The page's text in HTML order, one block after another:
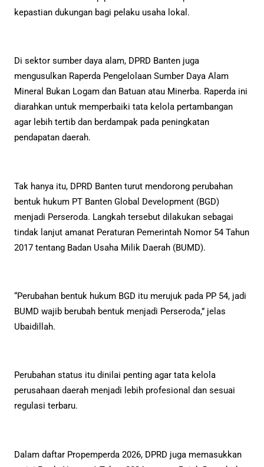
kepastian dukungan bagi pelaku usaha lokal.
Di sektor sumber daya alam, DPRD Banten juga
mengusulkan Raperda Pengelolaan Sumber Daya Alam
Mineral Bukan Logam dan Batuan atau Minerba. Raperda ini
diarahkan untuk memperbaiki tata kelola pertambangan
agar lebih tertib dan berdampak pada peningkatan
pendapatan daerah.
Tak hanya itu, DPRD Banten turut mendorong perubahan
bentuk hukum PT Banten Global Development (BGD)
menjadi Perseroda. Langkah tersebut dilakukan sebagai
tindak lanjut amanat Peraturan Pemerintah Nomor 54 Tahun
2017 tentang Badan Usaha Milik Daerah (BUMD).
“Perubahan bentuk hukum BGD itu merujuk pada PP 54, jadi
BUMD wajib berubah bentuk menjadi Perseroda,” jelas
Ubaidillah.
Perubahan status itu dinilai penting agar tata kelola
perusahaan daerah menjadi lebih profesional dan sesuai
regulasi terbaru.
Dalam daftar Propemperda 2026, DPRD juga memasukkan